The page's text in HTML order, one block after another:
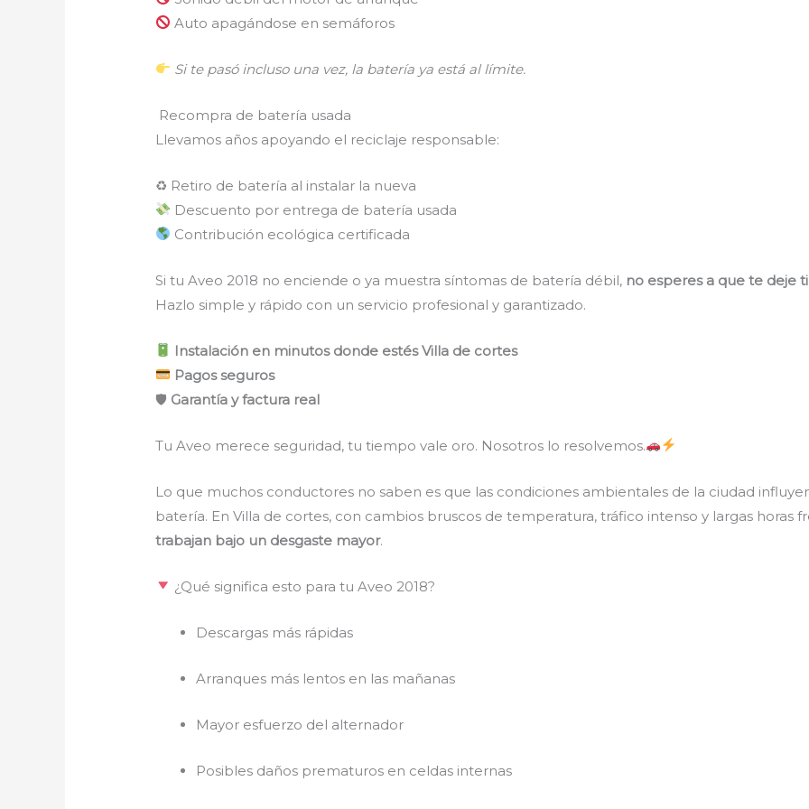
Auto apagándose en semáforos
Si te pasó incluso una vez, la batería ya está al límite.
Recompra de batería usada
Llevamos años apoyando el reciclaje responsable:
♻ Retiro de batería al instalar la nueva
Descuento por entrega de batería usada
Contribución ecológica certificada
Si tu Aveo 2018 no enciende o ya muestra síntomas de batería débil, no esperes a que te deje
Hazlo simple y rápido con un servicio profesional y garantizado.
Instalación en minutos donde estés Villa de cortes
Pagos seguros
🛡 Garantía y factura real
Tu Aveo merece seguridad, tu tiempo vale oro. Nosotros lo resolvemos.
Lo que muchos conductores no saben es que las condiciones ambientales de la ciudad
batería. En Villa de cortes, con cambios bruscos de temperatura, tráfico intenso y largas horas
trabajan bajo un desgaste mayor.
¿Qué significa esto para tu Aveo 2018?
Descargas más rápidas
Arranques más lentos en las mañanas
Mayor esfuerzo del alternador
Posibles daños prematuros en celdas internas